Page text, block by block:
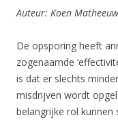
Auteur: Koen
De opsporing heeft
zogenaamde
is dat er slechts
misdrijven wordt
belangrijke rol kunnen